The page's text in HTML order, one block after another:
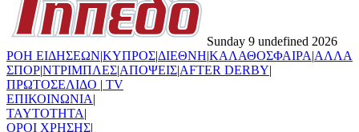
Sunday 9 undefined 2026
ΡΟΗ ΕΙΔΗΣΕΩΝ|ΚΥΠΡΟΣ|ΔΙΕΘΝΗ|ΚΑΛΑΘΟΣΦΑΙΡΑ|ΑΛΛΑ
ΣΠΟΡ|ΝΤΡΙΜΠΛΕΣ|ΑΠΟΨΕΙΣ|AFTER DERBY|
ΠΡΩΤΟΣΕΛΙΔΟ | TV
ΕΠΙΚΟΙΝΩΝΙΑ|
TAYTOTHTA|
ΟΡΟΙ ΧΡΗΣΗΣ|